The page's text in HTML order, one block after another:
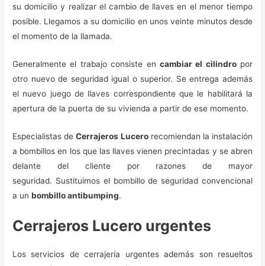
su domicilio y realizar el cambio de llaves en el menor tiempo
posible. Llegamos a su domicilio en unos veinte minutos desde
el momento de la llamada.
Generalmente el trabajo consiste en cambiar el cilindropor
otro nuevo de seguridad igual o superior. Se entrega además
el nuevo juego de llaves correspondiente que le habilitará la
apertura de la puerta de su vivienda a partir de ese momento.
Especialistas deCerrajeros Lucerorecomiendan la instalación
a bombillos en los que las llaves vienen precintadas y se abren
delante del cliente por razones de mayor
seguridad. Sustituimos el bombillo de seguridad convencional
a unbombillo antibumping.
Cerrajeros Lucero urgentes
Los servicios de cerrajería urgentes además son resueltos